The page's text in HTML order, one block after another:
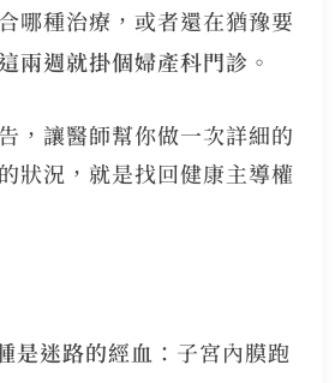
哪種治療，或者還在猶豫要
兩週就掛個婦產科門診 。
，讓醫師幫你做一次詳細的
狀況，就是找回健康主導權
是迷路的經血 ：子宮內膜跑